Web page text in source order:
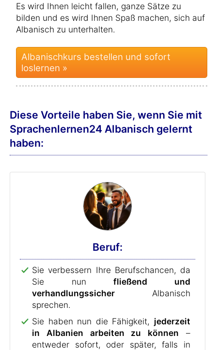
Es wird Ihnen leicht fallen, ganze Sätze zu
bilden und es wird Ihnen Spaß machen, sich auf
Albanisch zu unterhalten.
Albanischkurs bestellen und sofort
loslernen »
Diese Vorteile haben Sie, wenn Sie mit
Sprachenlernen24 Albanisch gelernt
haben:
Beruf:
Sie verbessern Ihre Berufschancen, da
Sie nunfließend und
verhandlungssicher Albanisch
sprechen.
Sie haben nun die Fähigkeit, jederzeit
in Albanien arbeiten zu können –
entweder sofort, oder später, falls in